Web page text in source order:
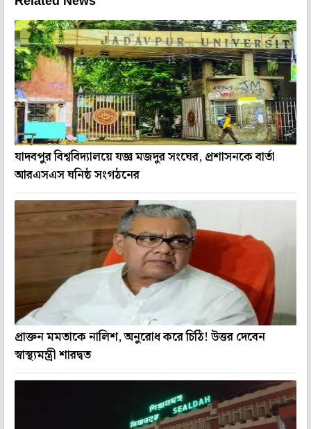
যাদবপুর বিশ্ববিদ্যালয়ে যজ্ঞ মজদুর সংঘের, প্রশাসনকে বার্তা
আরএসএস ঘনিষ্ঠ সংগঠনের
প্রাক্তন মমতাকে নালিশ, অনুরোধ করে চিঠি! উত্তর দেবেন
স্বাস্থ্যমন্ত্রী শারদ্বত